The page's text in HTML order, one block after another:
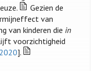
Gezien de
van
van kinderen die in
voorzichtigheid
].